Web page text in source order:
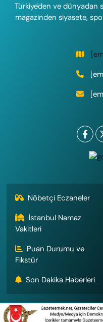
Türkiye'den ve dünyadan
magazinden siyasete,
Nöbetçi Eczaneler
İstanbul Namaz
Vakitleri
Puan Durumu ve
Fikstür
Son Dakika Haberleri